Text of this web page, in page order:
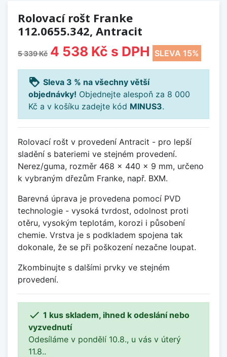
Rolovací rošt Franke
112.0655.342, Antracit
5 339 Kč 4 538 Kč s DPH SLEVA 15%
loyalty Sleva 3 % na všechny větší
objednávky! Objednejte alespoň za 8 000
Kč a v košíku zadejte kód MINUS3.
Rolovací rošt v provedení Antracit - pro lepší
sladění s bateriemi ve stejném provedení.
Nerez/guma, rozměr 468 x 440 x 9 mm, určeno
k vybraným dřezům Franke, např. BXM.
Barevná úprava je provedena pomocí PVD
technologie - vysoká tvrdost, odolnost proti
otěru, vysokým teplotám, korozi i působení
chemie. Vrstva je s podkladem spojena tak
dokonale, že se při poškození nezačne loupat.
Zkombinujte s dalšími prvky ve stejném
provedení.
 1 kus skladem, ihned k odeslání nebo
vyzvednutí
Odesíláme v pondělí 10.8., u vás v úterý
11.8..